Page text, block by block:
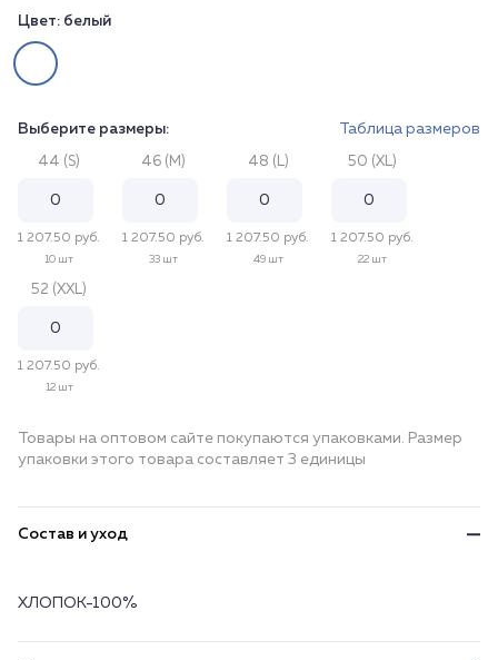
Цвет: белый
Выберите размеры: Таблица размеров
44 (S)
1 207.50 руб.
10 шт
46 (M)
1 207.50 руб.
33 шт
48 (L)
1 207.50 руб.
49 шт
50 (XL)
1 207.50 руб.
22 шт
52 (XXL)
1 207.50 руб.
12 шт
Товары на оптовом сайте покупаются упаковками. Размер
упаковки этого товара составляет 3 единицы
Состав и уход
ХЛОПОК-100%